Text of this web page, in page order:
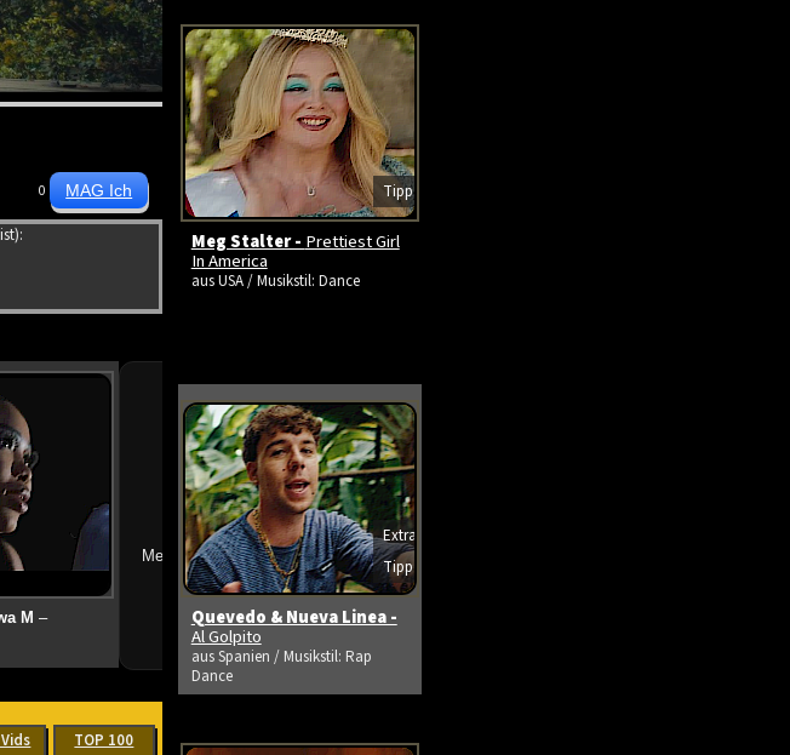
0
M –
➔
Mehr neue Vids ansehen
TOP 100
Tipp
Meg Stalter - Prettiest Girl
In America
aus USA / Musikstil: Dance
Extra
Tipp
Quevedo & Nueva Linea -
Al Golpito
aus Spanien / Musikstil: Rap
Dance